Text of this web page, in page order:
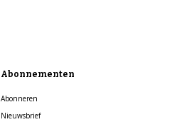
Abonnementen
Abonneren
Nieuwsbrief